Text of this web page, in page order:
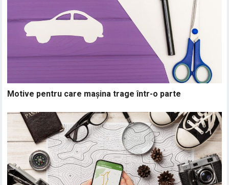
Motive pentru care mașina trage într-o parte